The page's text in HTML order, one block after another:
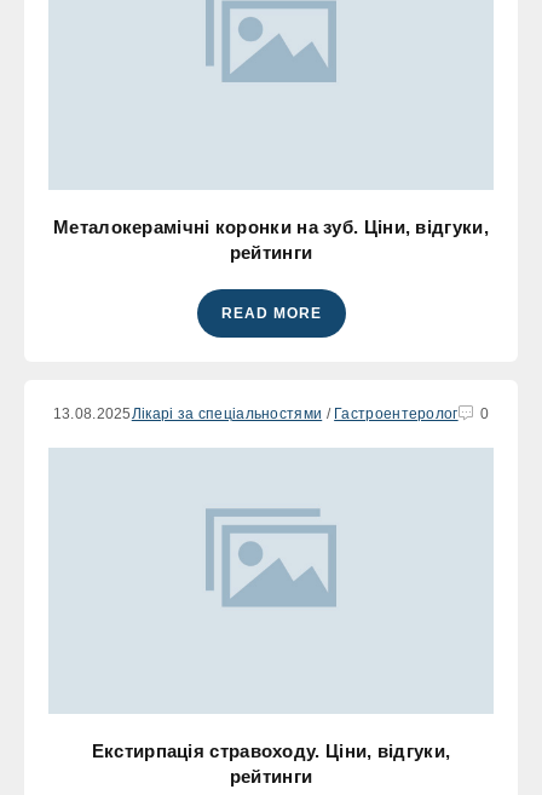
Металокерамічні коронки на зуб. Ціни, відгуки,
рейтинги
READ MORE
13.08.2025 Лікарі за спеціальностями / Гастроентеролог 0
Екстирпація стравоходу. Ціни, відгуки,
рейтинги